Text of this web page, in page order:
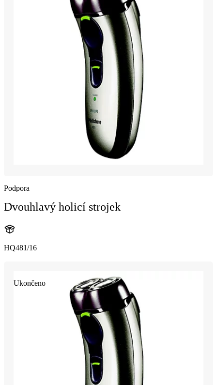
Podpora
Dvouhlavý holicí strojek
HQ481/16
Ukončeno